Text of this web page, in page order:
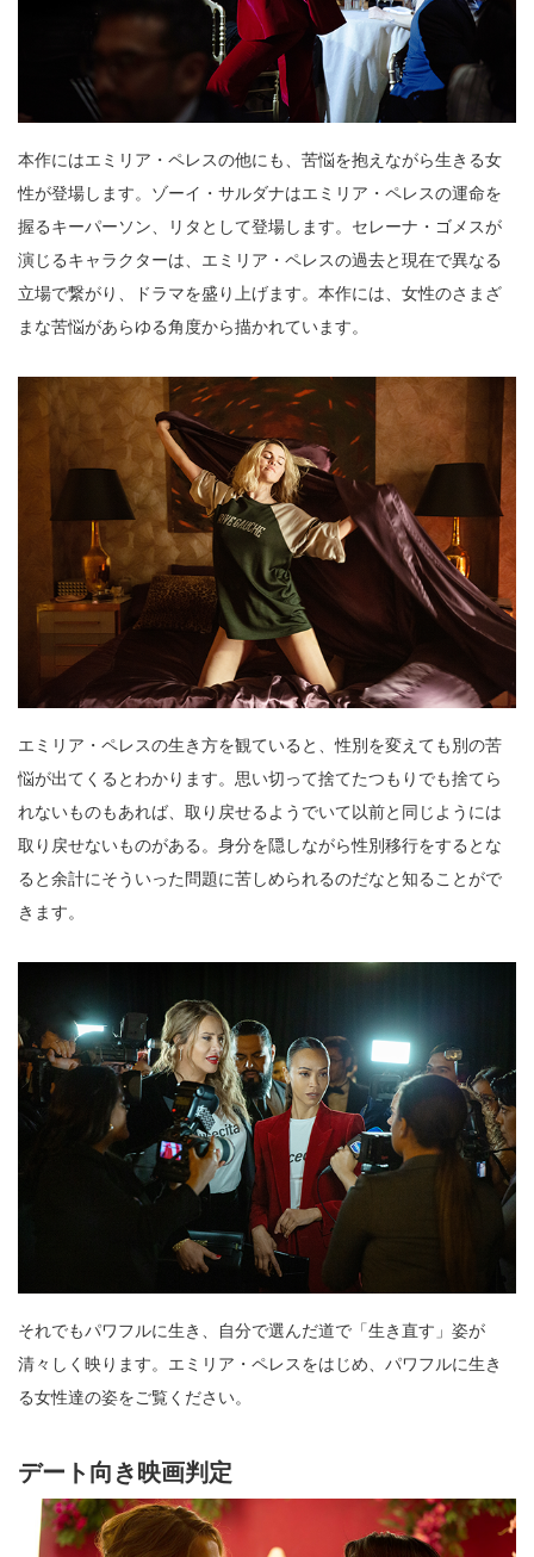
本作にはエミリア・ペレスの他にも、苦悩を抱えながら生きる女
性が登場します。ゾーイ・サルダナはエミリア・ペレスの運命を
握るキーパーソン、リタとして登場します。セレーナ・ゴメスが
演じるキャラクターは、エミリア・ペレスの過去と現在で異なる
立場で繋がり、ドラマを盛り上げます。本作には、女性のさまざ
まな苦悩があらゆる角度から描かれています。
エミリア・ペレスの生き方を観ていると、性別を変えても別の苦
悩が出てくるとわかります。思い切って捨てたつもりでも捨てら
れないものもあれば、取り戻せるようでいて以前と同じようには
取り戻せないものがある。身分を隠しながら性別移行をするとな
ると余計にそういった問題に苦しめられるのだなと知ることがで
きます。
それでもパワフルに生き、自分で選んだ道で「生き直す」姿が
清々しく映ります。エミリア・ペレスをはじめ、パワフルに生き
る女性達の姿をご覧ください。
デート向き映画判定